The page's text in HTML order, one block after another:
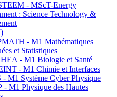
- MScT-Energy
: Science Technology &
- M1 Mathématiques
et Statistiques
- M1 Biologie et Santé
- M1 Chimie et Interfaces
- M1 Système Cyber Physique
- M1 Physique des Hautes